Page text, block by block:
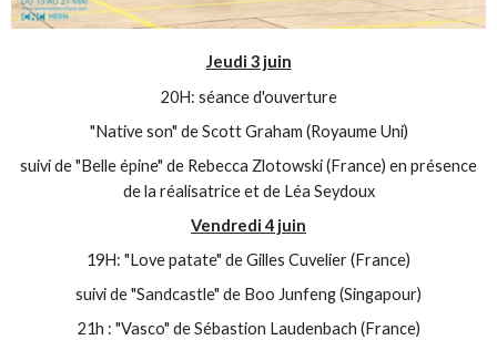
Jeudi 3 juin
20H: séance d'ouverture
"Native son" de Scott Graham (Royaume Uni)
suivi de "Belle épine" de Rebecca Zlotowski (France) en présence
de la réalisatrice et de Léa Seydoux
Vendredi 4 juin
19H: "Love patate" de Gilles Cuvelier (France)
suivi de "Sandcastle" de Boo Junfeng (Singapour)
21h : "Vasco" de Sébastion Laudenbach (France)